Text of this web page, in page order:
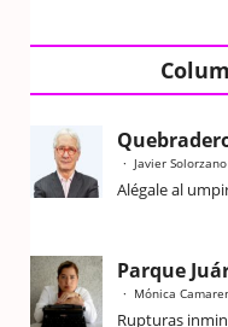
Javier
Alégale al
Parque
Mónica
Rupturas